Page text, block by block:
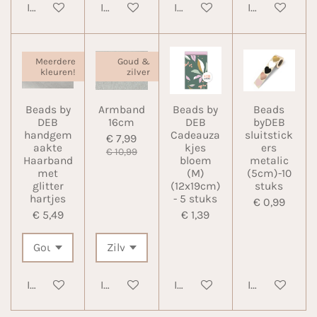
In winkelwagenIn winkelwagenIn winkelwagen
In
Meerdere
kleuren!
Beads by
DEB
handgem
aakte
Haarband
met
glitter
hartjes
€ 5,49
In winkelwagen
Goud &
zilver
Armband
16cm
€ 7,99
€ 10,99
In winkelwagen
Beads by
DEB
Cadeauza
kjes
bloem
(M)
(12x19cm)
- 5 stuks
€ 1,39
In winkelwagen
Beads
byDEB
sluitstick
ers
metalic
(5cm)-10
stuks
€ 0,99
In